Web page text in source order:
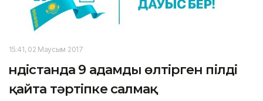
15:41, 02 Маусым 2017
Үндістанда 9 адамды өлтірген пілді
қайта тәртіпке салмақ